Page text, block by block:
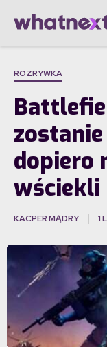
ROZRYWKA
dopiero
wściekli
KACPER MĄDRY 1